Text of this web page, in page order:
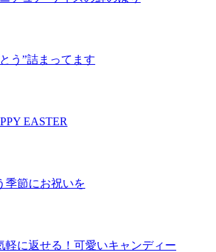
う”詰まってます
EASTER
季節にお祝いを
軽に返せる！可愛いキャンディー